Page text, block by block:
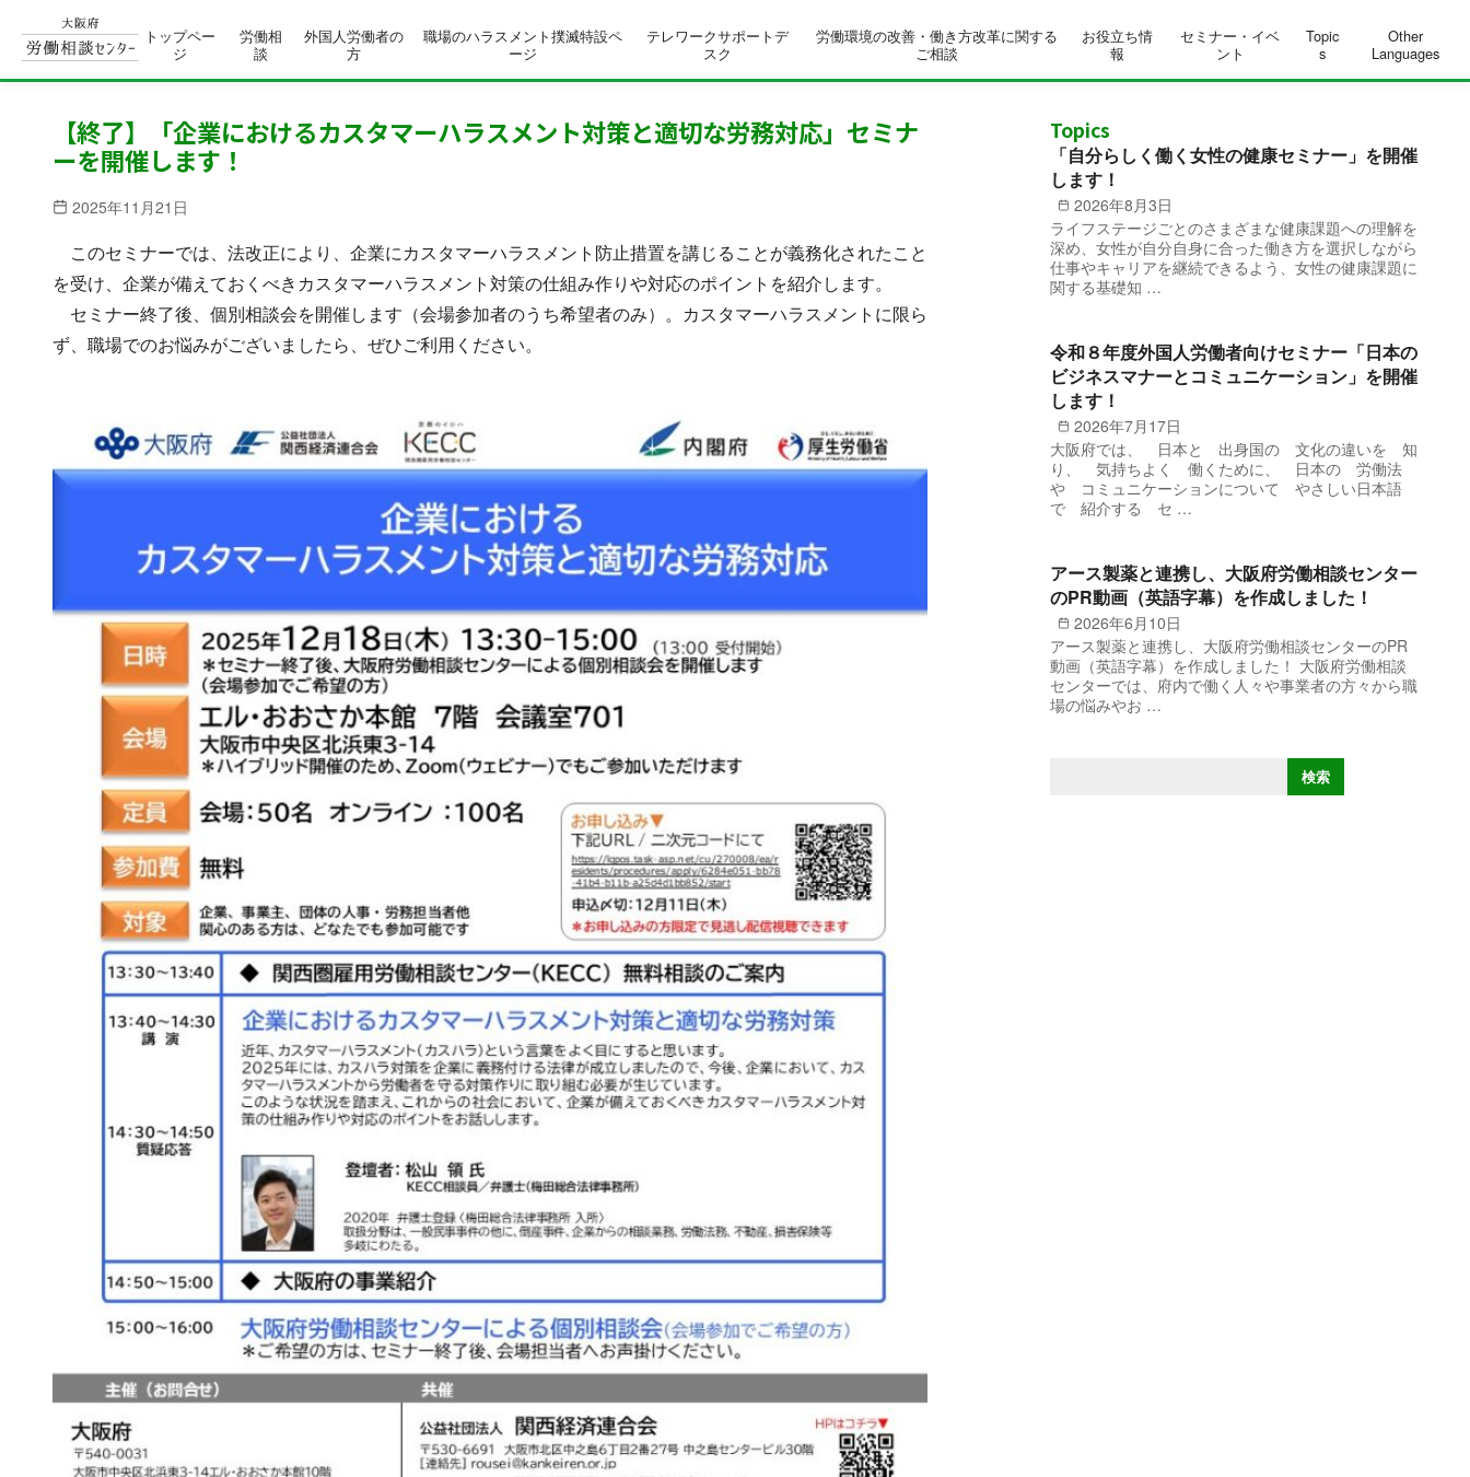
トップペー
ジ
労働相
談
外国人労働者の
方
職場のハラスメント撲滅特設ペ
ージ
テレワークサポートデ
スク
労働環境の改善・働き方改革に関する
ご相談
お役立ち情
報
セミナー・イベ
ント
Topic
s
Other
Languages
【終了】「企業におけるカスタマーハラスメント対策と適切な労務対応」セミナ
ーを開催します！
2025年11月21日
このセミナーでは、法改正により、企業にカスタマーハラスメント防止措置を講じることが義務化されたこと
を受け、企業が備えておくべきカスタマーハラスメント対策の仕組み作りや対応のポイントを紹介します。
セミナー終了後、個別相談会を開催します（会場参加者のうち希望者のみ）。カスタマーハラスメントに限ら
ず、職場でのお悩みがございましたら、ぜひご利用ください。
Topics
2026年8月3日
「自分らしく働く女性の健康セミナー」を開催
します！
ライフステージごとのさまざまな健康課題への理解を
深め、女性が自分自身に合った働き方を選択しながら
仕事やキャリアを継続できるよう、女性の健康課題に
関する基礎知 …
2026年7月17日
令和８年度外国人労働者向けセミナー「日本の
ビジネスマナーとコミュニケーション」を開催
します！
大阪府では、 日本と 出身国の 文化の違いを 知
り、 気持ちよく 働くために、 日本の 労働法
や コミュニケーションについて やさしい日本語
で 紹介する セ …
2026年6月10日
アース製薬と連携し、大阪府労働相談センター
のPR動画（英語字幕）を作成しました！
アース製薬と連携し、大阪府労働相談センターのPR
動画（英語字幕）を作成しました！ 大阪府労働相談
センターでは、府内で働く人々や事業者の方々から職
場の悩みやお …
検索